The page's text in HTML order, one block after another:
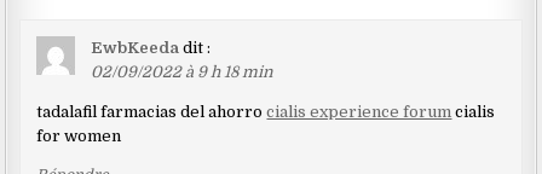
EwbKeeda dit :
02/09/2022 à 9 h 18 min
tadalafil farmacias del ahorrocialis experience forum cialis
for women